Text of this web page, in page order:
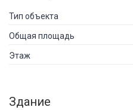
Тип объекта
Общая площадь
Этаж
Здание